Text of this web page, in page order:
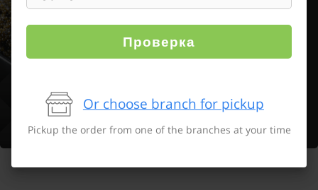
Проверка
Or choose branch for pickup
Pickup the order from one of the branches at your time